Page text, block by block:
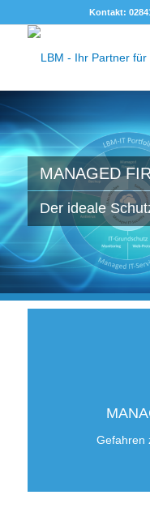
Kontakt:
MANAGED
Der ideale
Gefahren